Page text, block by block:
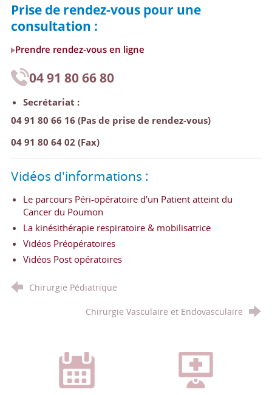
Prise de rendez-vous pour une
consultation :
Prendre rendez-vous en ligne
04 91 80 66 80
Secrétariat :
04 91 80 66 16 (Pas de prise de rendez-vous)
04 91 80 64 02 (Fax)
Vidéos d'informations :
Le parcours Péri-opératoire d'un Patient atteint du
Cancer du Poumon
La kinésithérapie respiratoire & mobilisatrice
Vidéos Préopératoires
Vidéos Post opératoires
Chirurgie Pédiatrique
Chirurgie Vasculaire et Endovasculaire